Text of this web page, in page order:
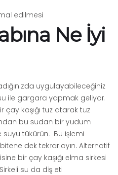
edilmesi
Ne İyi
uygulayabileceğiniz
ile gargara yapmak geliyor.
çay kaşığı tuz atarak tuz
bu sudan bir yudum
suyu tükürün. Bu işlemi
dek tekrarlayın. Alternatif
bir çay kaşığı elma sirkesi
su da diş eti